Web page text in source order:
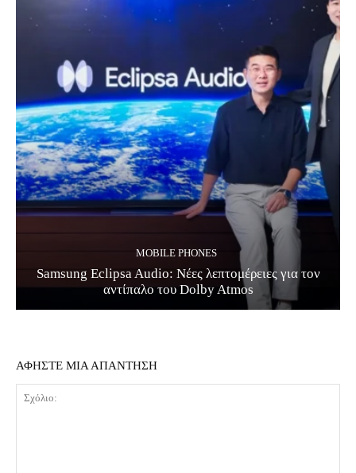
MOBILE PHONES
Samsung Eclipsa Audio: Νέες λεπτομέρειες για τον
αντίπαλο του Dolby Atmos
ΑΦΗΣΤΕ ΜΙΑ ΑΠΑΝΤΗΣΗ